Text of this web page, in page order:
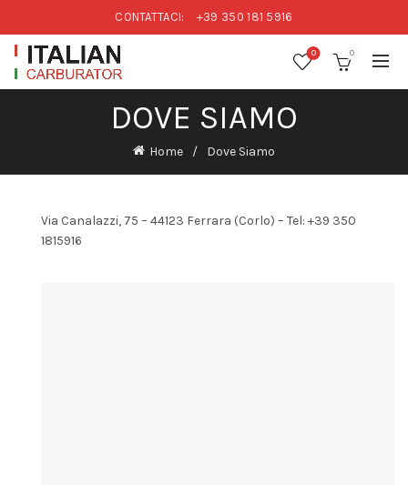
CONTATTACI: +39 350 181 5916
0 0
DOVE SIAMO
Home Dove Siamo
Via Canalazzi, 75 – 44123 Ferrara (Corlo) – Tel: +39 350
1815916